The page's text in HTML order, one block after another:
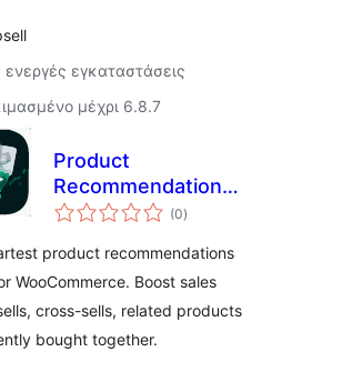
ενεργές εγκαταστάσεις
μέχρι 6.8.7
Product
Recommendations
for WooCommerce
sells, Related
Products &
Frequently Bought
Together
(0αξιολογήσεις
σύνολο
)
product recommendations
WooCommerce. Boost sales
cross-sells, related products
bought together.